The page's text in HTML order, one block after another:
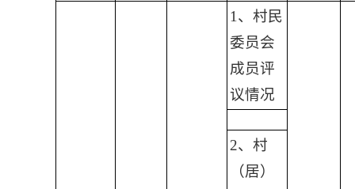
1、村民
委员会
成员评
议情况
2、村
（居）